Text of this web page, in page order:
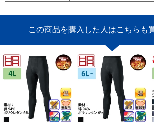
この商品を購入した人はこちらも